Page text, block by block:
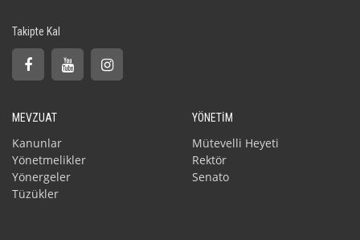
Takipte Kal
MEVZUAT
Kanunlar
Yönetmelikler
Yönergeler
Tüzükler
YÖNETİM
Mütevelli Heyeti
Rektör
Senato